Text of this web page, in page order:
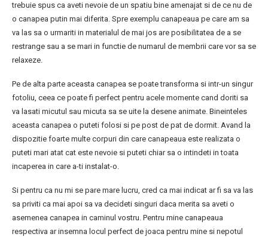
trebuie spus ca aveti nevoie de un spatiu bine amenajat si de ce nu de
o canapea putin mai diferita. Spre exemplu canapeaua pe care am sa
va las sa o urmariti in materialul de mai jos are posibilitatea de a se
restrange sau a se mari in functie de numarul de membrii care vor sa se
relaxeze.
Pe de alta parte aceasta canapea se poate transforma si intr-un singur
fotoliu, ceea ce poate fi perfect pentru acele momente cand doriti sa
va lasati micutul sau micuta sa se uite la desene animate. Bineinteles
aceasta canapea o puteti folosi si pe post de pat de dormit. Avand la
dispozitie foarte multe corpuri din care canapeaua este realizata o
puteti mari atat cat este nevoie si puteti chiar sa o intindeti in toata
incaperea in care a-ti instalat-o.
Si pentru ca nu mi se pare mare lucru, cred ca mai indicat ar fi sa va las
sa priviti ca mai apoi sa va decideti singuri daca merita sa aveti o
asemenea canapea in caminul vostru. Pentru mine canapeaua
respectiva ar insemna locul perfect de joaca pentru mine si nepotul